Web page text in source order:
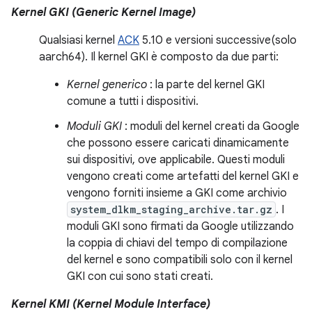
Kernel GKI (Generic Kernel Image)
Qualsiasi kernel ACK 5.10 e versioni successive(solo
aarch64). Il kernel GKI è composto da due parti:
Kernel generico : la parte del kernel GKI
comune a tutti i dispositivi.
Moduli GKI : moduli del kernel creati da Google
che possono essere caricati dinamicamente
sui dispositivi, ove applicabile. Questi moduli
vengono creati come artefatti del kernel GKI e
vengono forniti insieme a GKI come archivio
system_dlkm_staging_archive.tar.gz . I
moduli GKI sono firmati da Google utilizzando
la coppia di chiavi del tempo di compilazione
del kernel e sono compatibili solo con il kernel
GKI con cui sono stati creati.
Kernel KMI (Kernel Module Interface)